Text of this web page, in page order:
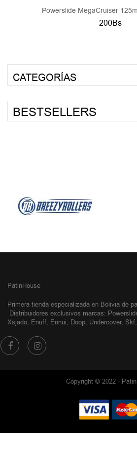
Powerslide MegaCruiser
200Bs
CATEGORÍAS
BESTSELLERS
PatinHouse
Primera tienda especializada en Bolivia de
Distribuidores exclusivos marcas:
Xsjado, Enuff, Ennui, Doop, Undercover,
Copyright © 2022 -